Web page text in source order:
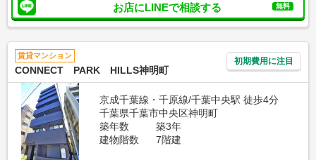
お店にLINEで相談する 無料
賃貸マンション
CONNECT PARK HILLS神明町
初期費用に注目
京成千葉線・千原線/千葉中央駅 徒歩4分
千葉県千葉市中央区神明町
築年数
築3年
建物階数
7階建